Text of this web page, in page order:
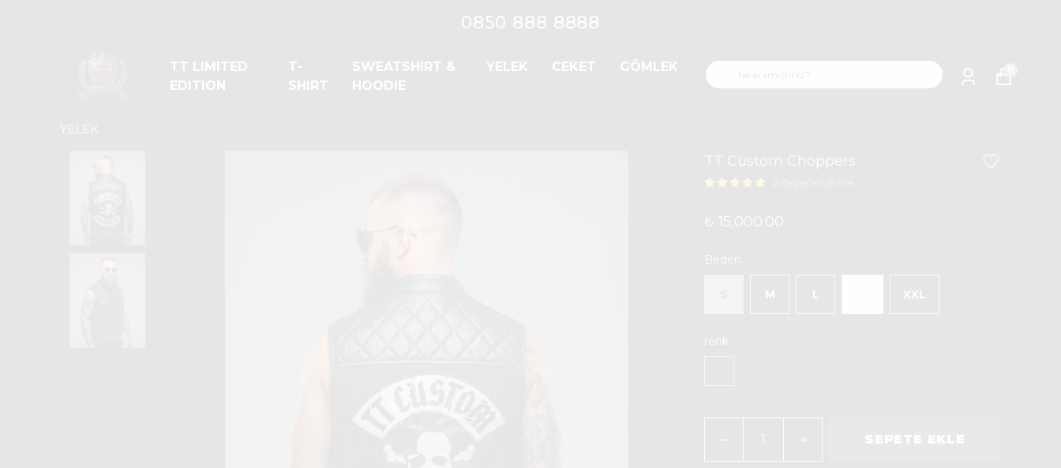
0850 888 8888
TT LIMITED
EDITION
T-
SHIRT
SWEATSHIRT &
HOODIE
YELEK CEKET GÖMLEK
YELEK
TT Custom Choppers
₺ 15,000.00
Beden
M L XXL
renk